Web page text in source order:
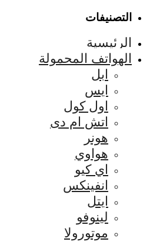
التصنيفات
الرئيسية
الهواتف المحمولة
ابل
ايس
اول كول
اتش ام دى
هونر
هواوي
اي كيو
انفينكس
ايتل
لينوفو
موتورولا